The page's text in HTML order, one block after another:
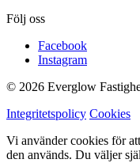
Följ oss
Facebook
Instagram
© 2026 Everglow
Integritetspolicy Cookies
Vi använder cookies för
den används. Du väljer